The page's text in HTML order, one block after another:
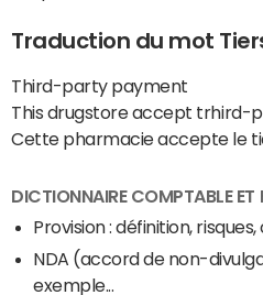
Traduction du mot
Third-party payment
This drugstore accept trhird-
Cette pharmacie accepte le
DICTIONNAIRE COMPTABLE ET
Provision : définition,
NDA (accord de non-
exemple...